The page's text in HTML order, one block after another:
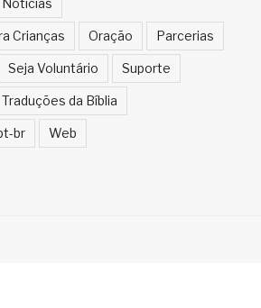
Crianças Oração Parcerias
Seja Voluntário Suporte
Traduções da Bíblia
br Web